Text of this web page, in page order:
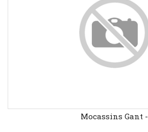
Mocassins Gant -